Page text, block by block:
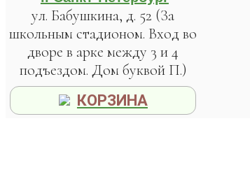
ул. Бабушкина, д. 52 (За
школьным стадионом. Вход во
дворе в арке между 3 и 4
подъездом. Дом буквой П.)
КОРЗИНА